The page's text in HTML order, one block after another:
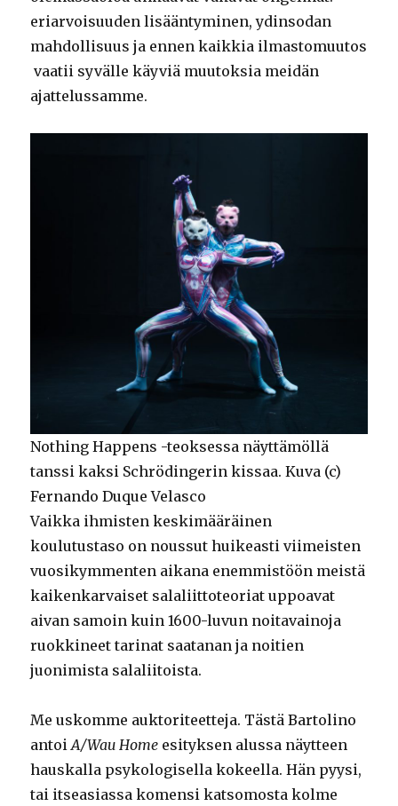
eriarvoisuuden lisääntyminen, ydinsodan
mahdollisuus ja ennen kaikkia ilmastomuutos
vaatii syvälle käyviä muutoksia meidän
ajattelussamme.
Nothing Happens -teoksessa näyttämöllä
tanssi kaksi Schrödingerin kissaa. Kuva (c)
Fernando Duque Velasco
Vaikka ihmisten keskimääräinen
koulutustaso on noussut huikeasti viimeisten
vuosikymmenten aikana enemmistöön meistä
kaikenkarvaiset salaliittoteoriat uppoavat
aivan samoin kuin 1600-luvun noitavainoja
ruokkineet tarinat saatanan ja noitien
juonimista salaliitoista.
Me uskomme auktoriteetteja. Tästä Bartolino
antoiA/Wau Home esityksen alussa näytteen
hauskalla psykologisella kokeella. Hän pyysi,
tai itseasiassa komensi katsomosta kolme